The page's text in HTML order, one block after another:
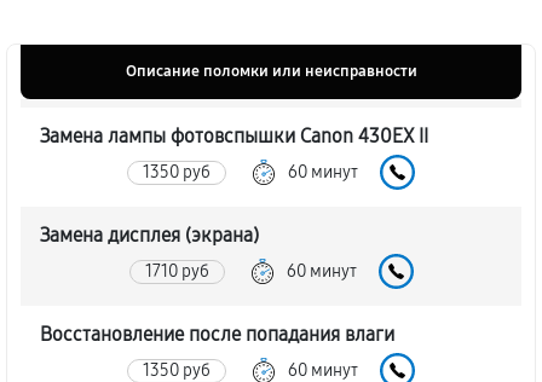
Описание поломки или неисправности
Замена лампы фотовспышки Canon 430EX II
1350 руб 60 минут
Замена дисплея (экрана)
1710 руб 60 минут
Восстановление после попадания влаги
1350 руб 60 минут